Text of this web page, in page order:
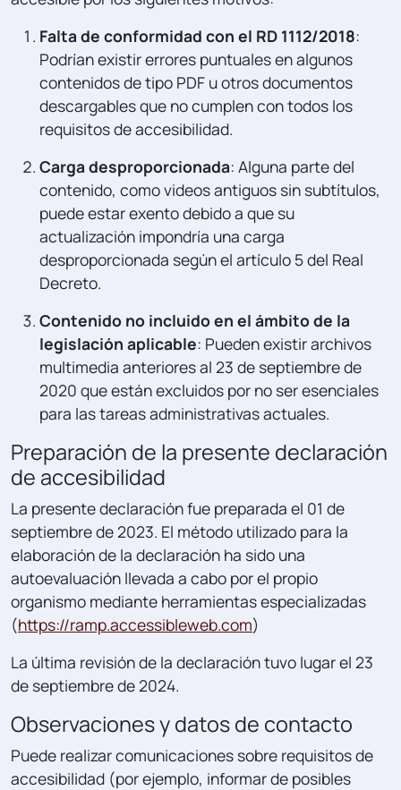
Falta de conformidad con el RD 1112/2018:
Podrían existir errores puntuales en algunos
contenidos de tipo PDF u otros documentos
descargables que no cumplen con todos los
requisitos de accesibilidad.
Carga desproporcionada: Alguna parte del
contenido, como videos antiguos sin subtítulos,
puede estar exento debido a que su
actualización impondría una carga
desproporcionada según el artículo 5 del Real
Decreto.
Contenido no incluido en el ámbito de la
legislación aplicable: Pueden existir archivos
multimedia anteriores al 23 de septiembre de
2020 que están excluidos por no ser esenciales
para las tareas administrativas actuales.
Preparación de la presente declaración
de accesibilidad
La presente declaración fue preparada el 01 de
septiembre de 2023. El método utilizado para la
elaboración de la declaración ha sido una
autoevaluación llevada a cabo por el propio
organismo mediante herramientas especializadas
(https://ramp.accessibleweb.com)
La última revisión de la declaración tuvo lugar el 23
de septiembre de 2024.
Observaciones y datos de contacto
Puede realizar comunicaciones sobre requisitos de
accesibilidad (por ejemplo, informar de posibles